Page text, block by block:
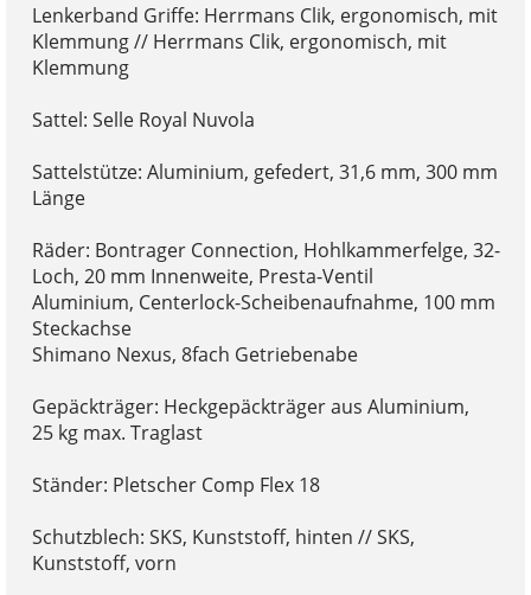
Lenkerband Griffe: Herrmans Clik, ergonomisch, mit
Klemmung // Herrmans Clik, ergonomisch, mit
Klemmung
Sattel: Selle Royal Nuvola
Sattelstütze: Aluminium, gefedert, 31,6 mm, 300 mm
Länge
Räder: Bontrager Connection, Hohlkammerfelge, 32-
Loch, 20 mm Innenweite, Presta-Ventil
Aluminium, Centerlock-Scheibenaufnahme, 100 mm
Steckachse
Shimano Nexus, 8fach Getriebenabe
Gepäckträger: Heckgepäckträger aus Aluminium,
25 kg max. Traglast
Ständer: Pletscher Comp Flex 18
Schutzblech: SKS, Kunststoff, hinten // SKS,
Kunststoff, vorn